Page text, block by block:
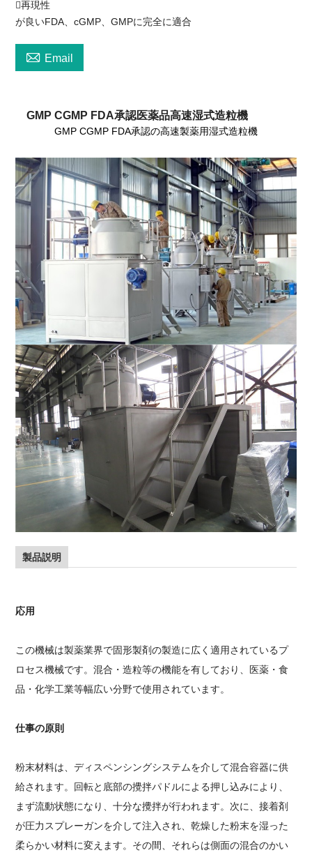
再現性
が良いFDA、cGMP、GMPに完全に適合
 Email
GMP CGMP FDA承認医薬品高速湿式造粒機
GMP CGMP FDA承認の高速製薬用湿式造粒機
製品説明
応用
この機械は製薬業界で固形製剤の製造に広く適用されているプ
ロセス機械です。混合・造粒等の機能を有しており、医薬・食
品・化学工業等幅広い分野で使用されています。
仕事の原則
粉末材料は、ディスペンシングシステムを介して混合容器に供
給されます。回転と底部の攪拌パドルによる押し込みにより、
まず流動状態になり、十分な攪拌が行われます。次に、接着剤
が圧力スプレーガンを介して注入され、乾燥した粉末を湿った
柔らかい材料に変えます。その間、それらは側面の混合のかい